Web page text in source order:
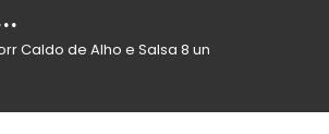
Caldo de Alho e Salsa 8 un